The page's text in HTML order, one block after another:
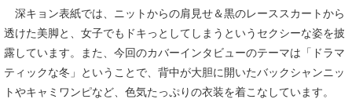
深キョン表紙では、ニットからの肩見せ＆黒のレーススカートから
透けた美脚と、女子でもドキっとしてしまうというセクシーな姿を披
露しています。また、今回のカバーインタビューのテーマは「ドラマ
ティックな冬」ということで、背中が大胆に開いたバックシャンニッ
トやキャミワンピなど、色気たっぷりの衣装を着こなしています。